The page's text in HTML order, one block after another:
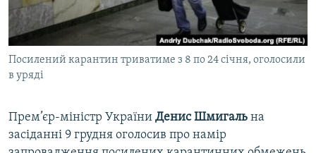
ВІДЕОУРОКИ «ELIFBE»
СВІДЧЕННЯ ОКУПАЦІЇ
УКРАЇНСЬКА ПРОБЛЕМА КРИМУ
Русский
Qırımtatar
Посилений карантин триватиме з 8 по 24 січня, оголосили
в уряді
Прем’єр-міністр України Денис Шмигаль на
засіданні 9 грудня оголосив про намір